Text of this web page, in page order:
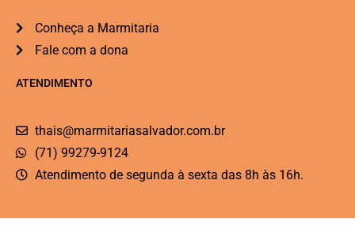
Conheça a Marmitaria
Fale com a dona
ATENDIMENTO
thais@marmitariasalvador.com.br
(71) 99279-9124
Atendimento de segunda à sexta das 8h às 16h.